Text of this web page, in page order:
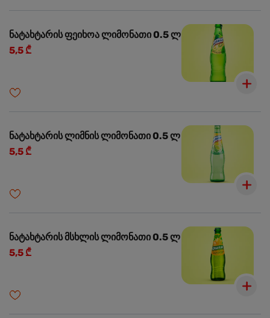
ნატახტარის ფეიხოა ლიმონათი 0.5 ლ
5,5 ₾
ნატახტარის ლიმნის ლიმონათი 0.5 ლ
5,5 ₾
ნატახტარის მსხლის ლიმონათი 0.5 ლ
5,5 ₾